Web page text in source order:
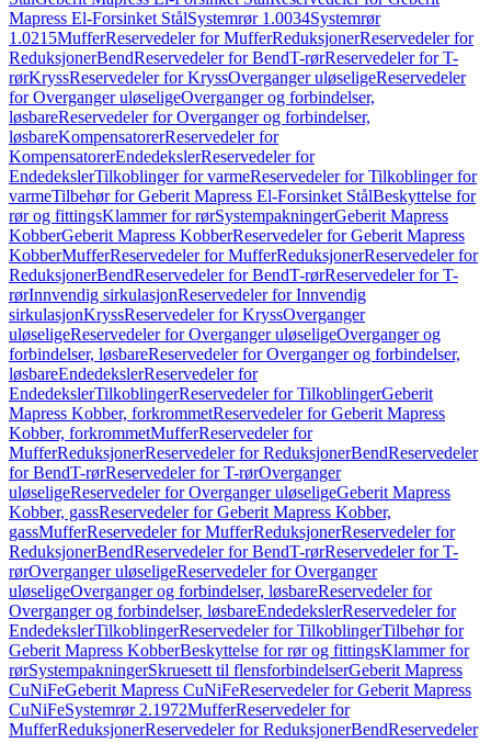
Mapress El-Forsinket StålSystemrør 1.0034Systemrør
1.0215MufferReservedeler for MufferReduksjonerReservedeler for
ReduksjonerBendReservedeler for BendT-rørReservedeler for T-
rørKryssReservedeler for KryssOverganger uløseligeReservedeler
for Overganger uløseligeOverganger og forbindelser,
løsbareReservedeler for Overganger og forbindelser,
løsbareKompensatorerReservedeler for
KompensatorerEndedekslerReservedeler for
EndedekslerTilkoblinger for varmeReservedeler for Tilkoblinger for
varmeTilbehør for Geberit Mapress El-Forsinket StålBeskyttelse for
rør og fittingsKlammer for rørSystempakningerGeberit Mapress
KobberGeberit Mapress KobberReservedeler for Geberit Mapress
KobberMufferReservedeler for MufferReduksjonerReservedeler for
ReduksjonerBendReservedeler for BendT-rørReservedeler for T-
rørInnvendig sirkulasjonReservedeler for Innvendig
sirkulasjonKryssReservedeler for KryssOverganger
uløseligeReservedeler for Overganger uløseligeOverganger og
forbindelser, løsbareReservedeler for Overganger og forbindelser,
løsbareEndedekslerReservedeler for
EndedekslerTilkoblingerReservedeler for TilkoblingerGeberit
Mapress Kobber, forkrommetReservedeler for Geberit Mapress
Kobber, forkrommetMufferReservedeler for
MufferReduksjonerReservedeler for ReduksjonerBendReservedeler
for BendT-rørReservedeler for T-rørOverganger
uløseligeReservedeler for Overganger uløseligeGeberit Mapress
Kobber, gassReservedeler for Geberit Mapress Kobber,
gassMufferReservedeler for MufferReduksjonerReservedeler for
ReduksjonerBendReservedeler for BendT-rørReservedeler for T-
rørOverganger uløseligeReservedeler for Overganger
uløseligeOverganger og forbindelser, løsbareReservedeler for
Overganger og forbindelser, løsbareEndedekslerReservedeler for
EndedekslerTilkoblingerReservedeler for TilkoblingerTilbehør for
Geberit Mapress KobberBeskyttelse for rør og fittingsKlammer for
rørSystempakningerSkruesett til flensforbindelserGeberit Mapress
CuNiFeGeberit Mapress CuNiFeReservedeler for Geberit Mapress
CuNiFeSystemrør 2.1972MufferReservedeler for
MufferReduksjonerReservedeler for ReduksjonerBendReservedeler